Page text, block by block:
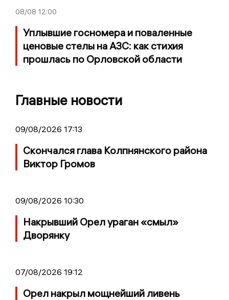
08/08 12:00
Уплывшие госномера и поваленные
ценовые стелы на АЗС: как стихия
прошлась по Орловской области
Главные новости
09/08/2026 17:13
Скончался глава Колпнянского района
Виктор Громов
09/08/2026 10:30
Накрывший Орел ураган «смыл»
Дворянку
07/08/2026 19:12
Орел накрыл мощнейший ливень